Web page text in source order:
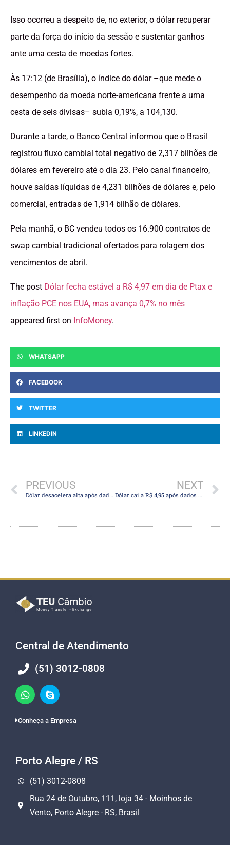
Isso ocorreu a despeito de, no exterior, o dólar recuperar
parte da força do início da sessão e sustentar ganhos
ante uma cesta de moedas fortes.
Às 17:12 (de Brasília), o índice do dólar –que mede o
desempenho da moeda norte-americana frente a uma
cesta de seis divisas– subia 0,19%, a 104,130.
Durante a tarde, o Banco Central informou que o Brasil
registrou fluxo cambial total negativo de 2,317 bilhões de
dólares em fevereiro até o dia 23. Pelo canal financeiro,
houve saídas líquidas de 4,231 bilhões de dólares e, pelo
comercial, entradas de 1,914 bilhão de dólares.
Pela manhã, o BC vendeu todos os 16.900 contratos de
swap cambial tradicional ofertados para rolagem dos
vencimentos de abril.
The post Dólar fecha estável a R$ 4,97 em dia de Ptax e
inflação PCE nos EUA, mas avança 0,7% no mês
appeared first on InfoMoney.
WHATSAPP
FACEBOOK
TWITTER
LINKEDIN
PREVIOUS
Dólar desacelera alta após dados de inflação dos EUA em linha com o esperado
NEXT
Dólar cai a R$ 4,95 após dados sustentarem apostas de corte de juros nos EUA em junho
Central de Atendimento
(51) 3012-0808
Conheça a Empresa
Porto Alegre / RS
(51) 3012-0808
Rua 24 de Outubro, 111, loja 34 - Moinhos de
Vento, Porto Alegre - RS, Brasil